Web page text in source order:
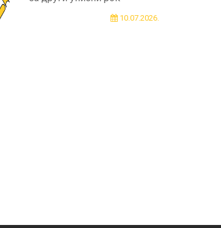
10.07.2026.